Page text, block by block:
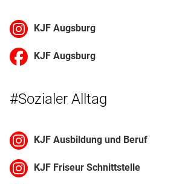
KJF Augsburg
KJF Augsburg
#Sozialer Alltag
KJF Ausbildung und Beruf
KJF Friseur Schnittstelle